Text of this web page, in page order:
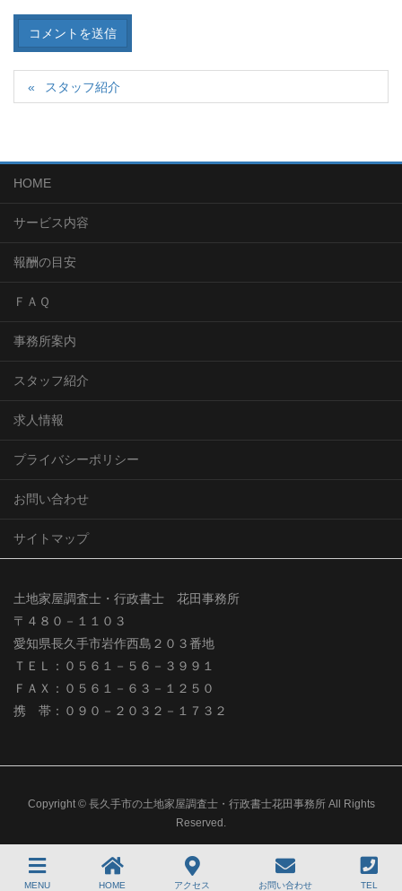
スタッフ紹介
HOME
サービス内容
報酬の目安
ＦＡＱ
事務所案内
スタッフ紹介
求人情報
プライバシーポリシー
お問い合わせ
サイトマップ
土地家屋調査士・行政書士 花田事務所
〒４８０－１１０３
愛知県長久手市岩作西島２０３番地
ＴＥＬ：０５６１－５６－３９９１
ＦＡＸ：０５６１－６３－１２５０
携 帯：０９０－２０３２－１７３２
Copyright © 長久手市の土地家屋調査士・行政書士花田事務所 All Rights
Reserved.
MENU HOME アクセス お問い合わせ TEL